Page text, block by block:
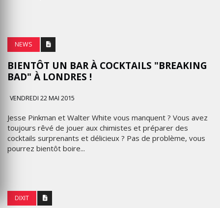
NEWS
BIENTÔT UN BAR À COCKTAILS "BREAKING
BAD" À LONDRES !
VENDREDI 22 MAI 2015
Jesse Pinkman et Walter White vous manquent ? Vous avez
toujours rêvé de jouer aux chimistes et préparer des
cocktails surprenants et délicieux ? Pas de problème, vous
pourrez bientôt boire...
DIXIT